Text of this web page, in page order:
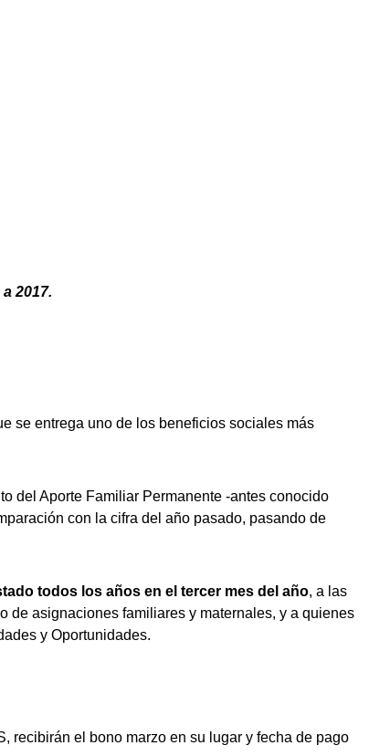
2017.
se entrega uno de los beneficios sociales más
del Aporte Familiar Permanente -antes conocido
con la cifra del año pasado, pasando de
todos los años en el tercer mes del año, a las
de asignaciones familiares y maternales, y a quienes
y Oportunidades.
recibirán el bono marzo en su lugar y fecha de pago